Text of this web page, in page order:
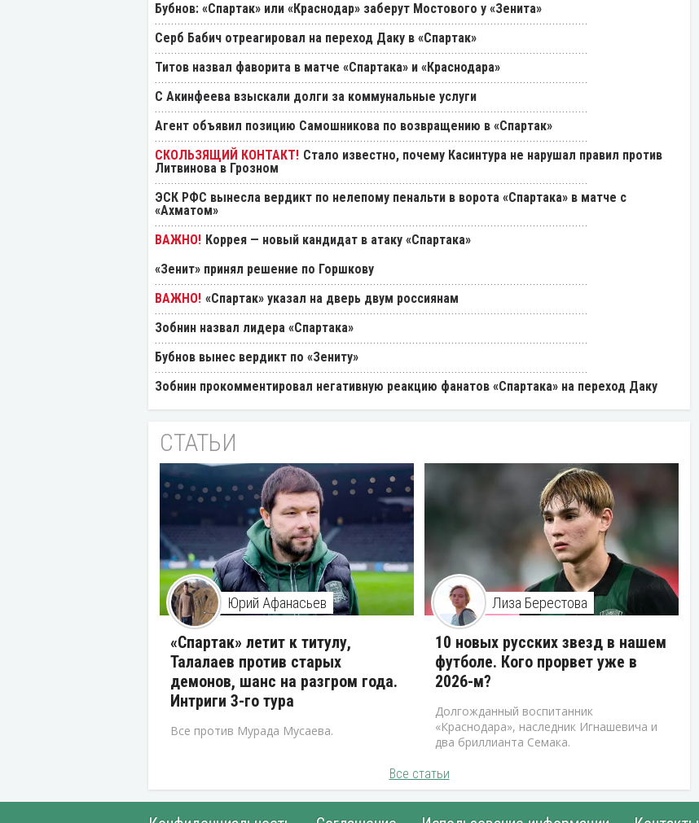
Бубнов: «Спартак» или «Краснодар» заберут Мостового у «Зенита»
Серб Бабич отреагировал на переход Даку в «Спартак»
Титов назвал фаворита в матче «Спартака» и «Краснодара»
С Акинфеева взыскали долги за коммунальные услуги
Агент объявил позицию Самошникова по возвращению в «Спартак»
Стало известно, почему Касинтура не нарушал правил против
Литвинова в Грозном
ЭСК РФС вынесла вердикт по нелепому пенальти в ворота «Спартака» в матче с
«Ахматом»
Коррея — новый кандидат в атаку «Спартака»
«Зенит» принял решение по Горшкову
«Спартак» указал на дверь двум россиянам
Зобнин назвал лидера «Спартака»
Бубнов вынес вердикт по «Зениту»
Зобнин прокомментировал негативную реакцию фанатов «Спартака» на переход Даку
СТАТЬИ
Юрий Афанасьев
«Спартак» летит к титулу,
Талалаев против старых
демонов, шанс на разгром года.
Интриги 3-го тура
Все против Мурада Мусаева.
Лиза Берестова
10 новых русских звезд в нашем
футболе. Кого прорвет уже в
2026-м?
Долгожданный воспитанник
«Краснодара», наследник Игнашевича и
два бриллианта Семака.
Все статьи